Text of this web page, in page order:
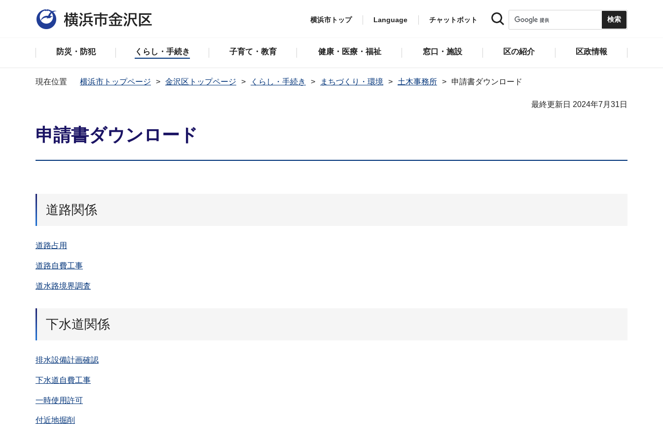
横浜市トップ Language チャットボット
防災・防犯 くらし・手続き 子育て・教育 健康・医療・福祉 窓口・施設 区の紹介 区政情報
現在位置 横浜市トップページ 金沢区トップページ くらし・手続き まちづくり・環境 土木事務所 申請書ダウンロード
最終更新日 2024年7月31日
申請書ダウンロード
道路関係
道路占用
道路自費工事
道水路境界調査
下水道関係
排水設備計画確認
下水道自費工事
一時使用許可
付近地掘削